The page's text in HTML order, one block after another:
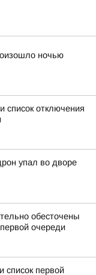
ночью
список отключения
упал во дворе
обесточены
очереди
список первой